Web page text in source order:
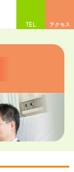
TEL アクセス